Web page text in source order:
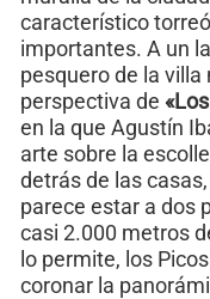
característico
importantes. A un
pesquero de la
perspectiva de
en la que Agustín
arte sobre la
detrás de las
parece estar a dos
casi 2.000 metros
lo permite, los
coronar la